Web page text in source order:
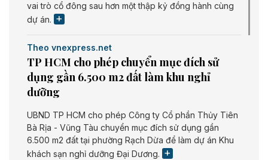
vai trò cổ đông sau hơn một thập kỷ đồng hành cùng
dự án.
Theo vnexpress.net
TP HCM cho phép chuyển mục đích sử
dụng gần 6.500 m2 đất làm khu nghỉ
dưỡng
UBND TP HCM cho phép Công ty Cổ phần Thủy Tiên
Bà Rịa - Vũng Tàu chuyển mục đích sử dụng gần
6.500 m2 đất tại phường Rạch Dừa để làm dự án Khu
khách sạn nghỉ dưỡng Đại Dương.